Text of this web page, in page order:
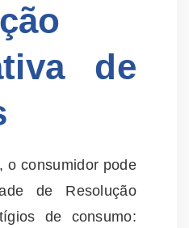
de
o consumidor pode
de Resolução
de consumo: